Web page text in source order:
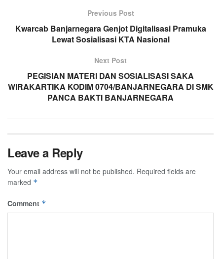
Previous Post
Kwarcab Banjarnegara Genjot Digitalisasi Pramuka
Lewat Sosialisasi KTA Nasional
Next Post
PEGISIAN MATERI DAN SOSIALISASI SAKA
WIRAKARTIKA KODIM 0704/BANJARNEGARA DI SMK
PANCA BAKTI BANJARNEGARA
Leave a Reply
Your email address will not be published. Required fields are
marked *
Comment *